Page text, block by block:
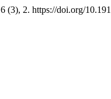
6 (3), 2. https://doi.org/